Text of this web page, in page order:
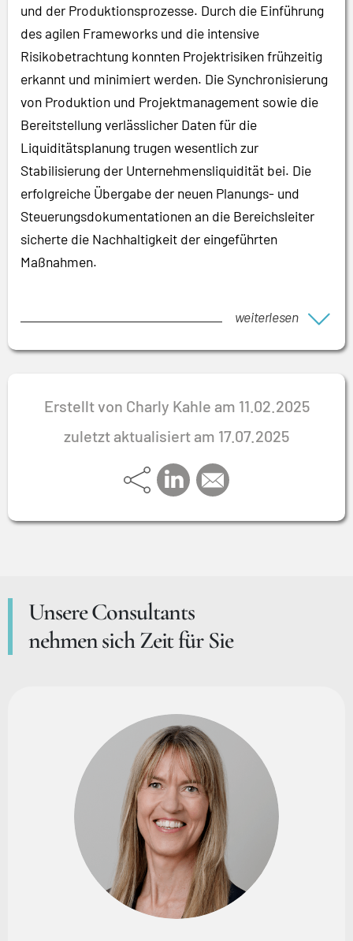
und der Produktionsprozesse. Durch die Einführung
des agilen Frameworks und die intensive
Risikobetrachtung konnten Projektrisiken frühzeitig
erkannt und minimiert werden. Die Synchronisierung
von Produktion und Projektmanagement sowie die
Bereitstellung verlässlicher Daten für die
Liquiditätsplanung trugen wesentlich zur
Stabilisierung der Unternehmensliquidität bei. Die
erfolgreiche Übergabe der neuen Planungs- und
Steuerungsdokumentationen an die Bereichsleiter
sicherte die Nachhaltigkeit der eingeführten
Maßnahmen.
weiterlesen
Erstellt von Charly Kahle am 11.02.2025
zuletzt aktualisiert am 17.07.2025
Unsere Consultants
nehmen sich Zeit für Sie